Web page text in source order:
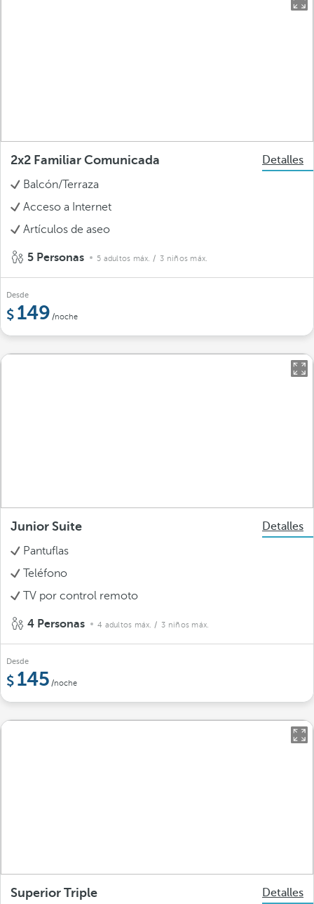
2x2 Familiar Comunicada
Detalles
Balcón/Terraza
Acceso a Internet
Artículos de aseo
5 Personas 5 adultos máx. / 3 niños máx.
Desde
149 /noche
Junior Suite
Detalles
Pantuflas
Teléfono
TV por control remoto
4 Personas 4 adultos máx. / 3 niños máx.
Desde
145 /noche
Superior Triple
Detalles